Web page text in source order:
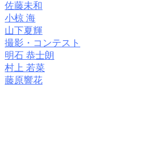
佐藤未和
小椋 海
山下夏輝
撮影・コンテスト
明石 恭士朗
村上 若菜
藤原響花